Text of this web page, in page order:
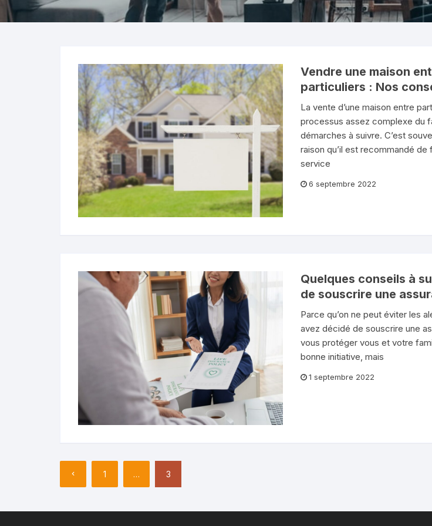
Vendre une maison
particuliers : Nos
La vente d’une maison entre
processus assez complexe du
démarches à suivre. C’est
raison qu’il est recommandé de
service
6 septembre 2022
Quelques conseils à
de souscrire une
Parce qu’on ne peut éviter les
avez décidé de souscrire une
vous protéger vous et votre
bonne initiative, mais
1 septembre 2022
Pagination
des
publications
1 … 3